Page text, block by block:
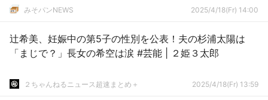
みそパンNEWS 2025/4/18(Fr) 14:00
辻希美、妊娠中の第5子の性別を公表！夫の杉浦太陽は
「まじで？」長女の希空は涙 #芸能 | ２姫３太郎
２ちゃんねるニュース超速まとめ＋ 2025/4/18(Fr) 13:59